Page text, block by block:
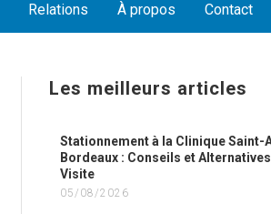
Relations À propos Contact
Les meilleurs articles
Stationnement à la Clinique Saint-
Bordeaux : Conseils et
Visite
05/08/2026